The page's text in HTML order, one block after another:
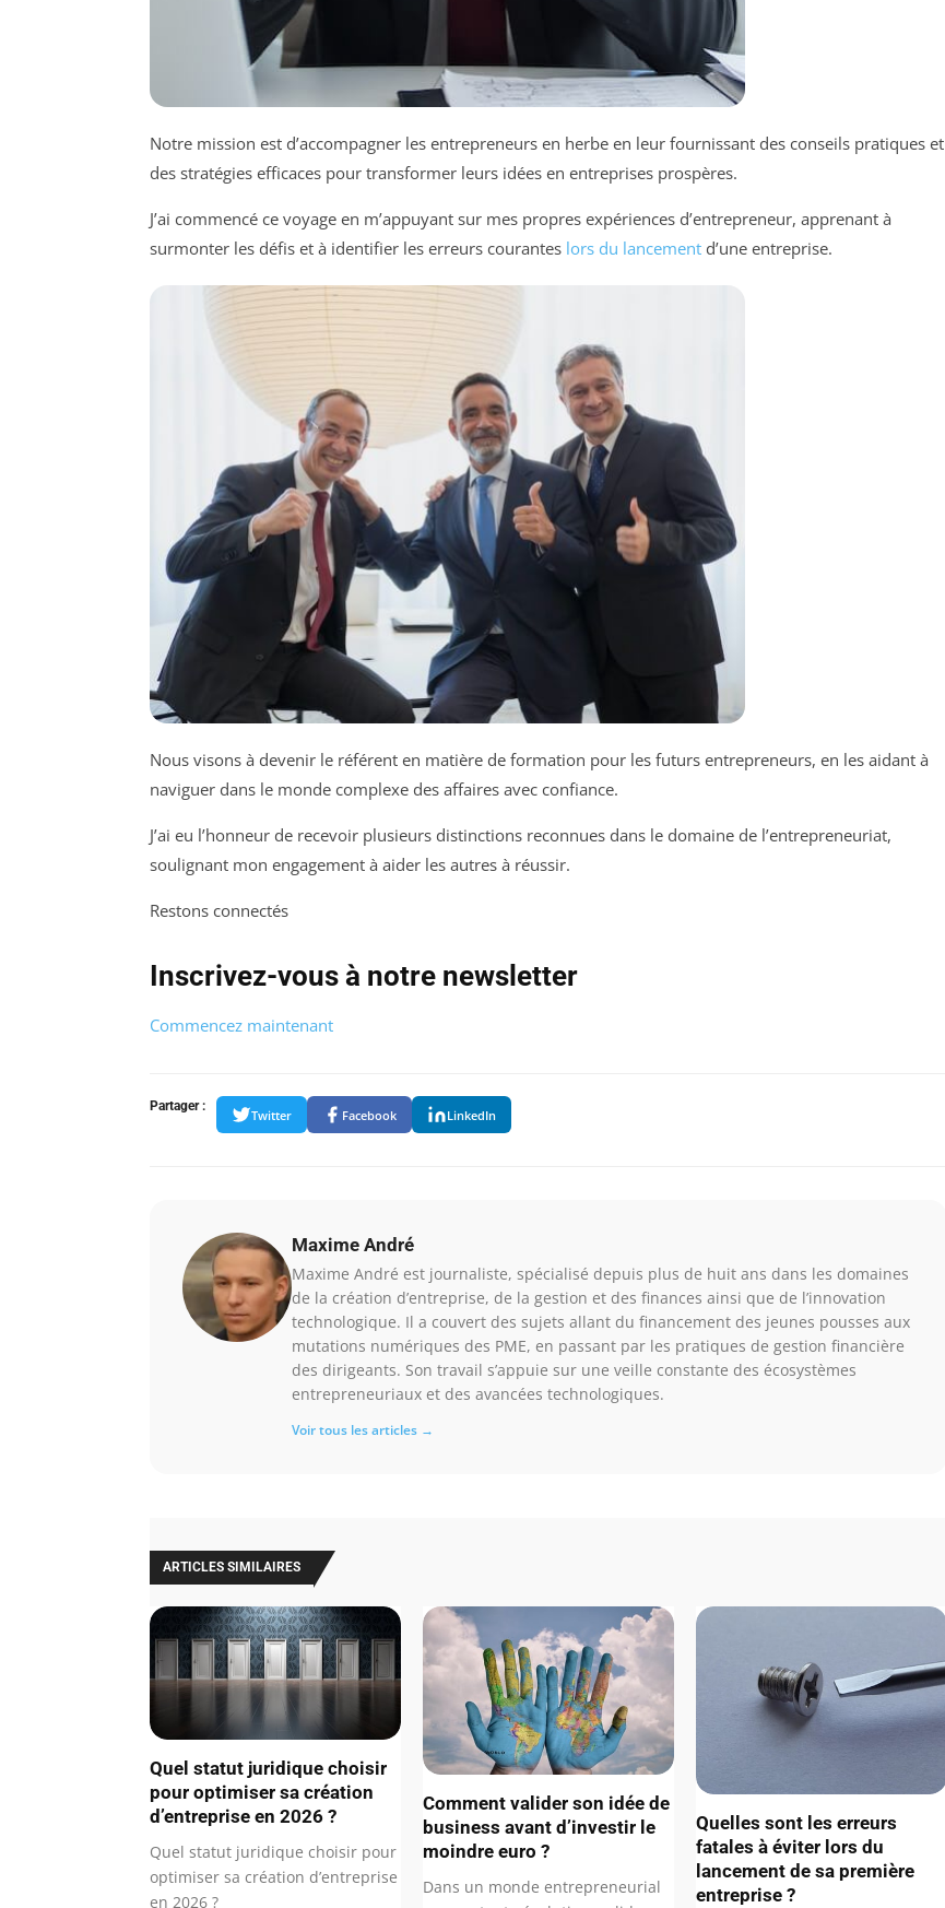
Notre mission est d’accompagner les entrepreneurs en herbe en leur fournissant des conseils pratiques et
des stratégies efficaces pour transformer leurs idées en entreprises prospères.
J’ai commencé ce voyage en m’appuyant sur mes propres expériences d’entrepreneur, apprenant à
surmonter les défis et à identifier les erreurs courantes lors du lancement d’une entreprise.
Nous visons à devenir le référent en matière de formation pour les futurs entrepreneurs, en les aidant à
naviguer dans le monde complexe des affaires avec confiance.
J’ai eu l’honneur de recevoir plusieurs distinctions reconnues dans le domaine de l’entrepreneuriat,
soulignant mon engagement à aider les autres à réussir.
Restons connectés
Inscrivez-vous à notre newsletter
Commencez maintenant
Partager :
Twitter Facebook LinkedIn
Maxime André
Maxime André est journaliste, spécialisé depuis plus de huit ans dans les domaines
de la création d’entreprise, de la gestion et des finances ainsi que de l’innovation
technologique. Il a couvert des sujets allant du financement des jeunes pousses aux
mutations numériques des PME, en passant par les pratiques de gestion financière
des dirigeants. Son travail s’appuie sur une veille constante des écosystèmes
entrepreneuriaux et des avancées technologiques.
Voir tous les articles →
ARTICLES SIMILAIRES
Quel statut juridique choisir
pour optimiser sa création
d’entreprise en 2026 ?
Quel statut juridique choisir pour
optimiser sa création d’entreprise
en 2026 ?
Comment valider son idée de
business avant d’investir le
moindre euro ?
Dans un monde entrepreneurial
Quelles sont les erreurs
fatales à éviter lors du
lancement de sa première
entreprise ?